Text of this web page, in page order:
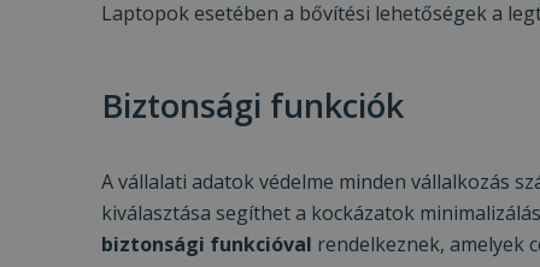
Laptopok esetében a bővítési lehetőségek a
Biztonsági funkciók
A vállalati adatok védelme minden vállalkozás
kiválasztása segíthet a kockázatok
biztonsági funkcióval rendelkeznek, amelyek
_tt_enable_cookie